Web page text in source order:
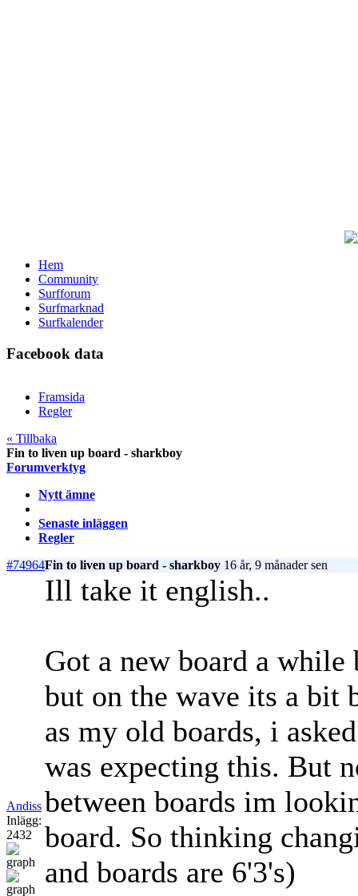
Hem
Community
Surfforum
Surfmarknad
Surfkalender
Facebook data
Framsida
Regler
« Tillbaka
Fin to liven up board - sharkboy
Forumverktyg
Nytt ämne
Senaste inläggen
Regler
#74964Fin to liven up board - sharkboy 16 år, 9 månader sen
Andiss
Inlägg:
2432
Ill take it english..
Got a new board a while
but on the wave its a bit
as my old boards, i
was expecting this. But
between boards im
board. So thinking
and boards are 6'3's)